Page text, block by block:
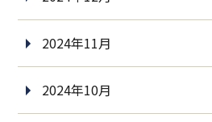
2024年11月
2024年10月